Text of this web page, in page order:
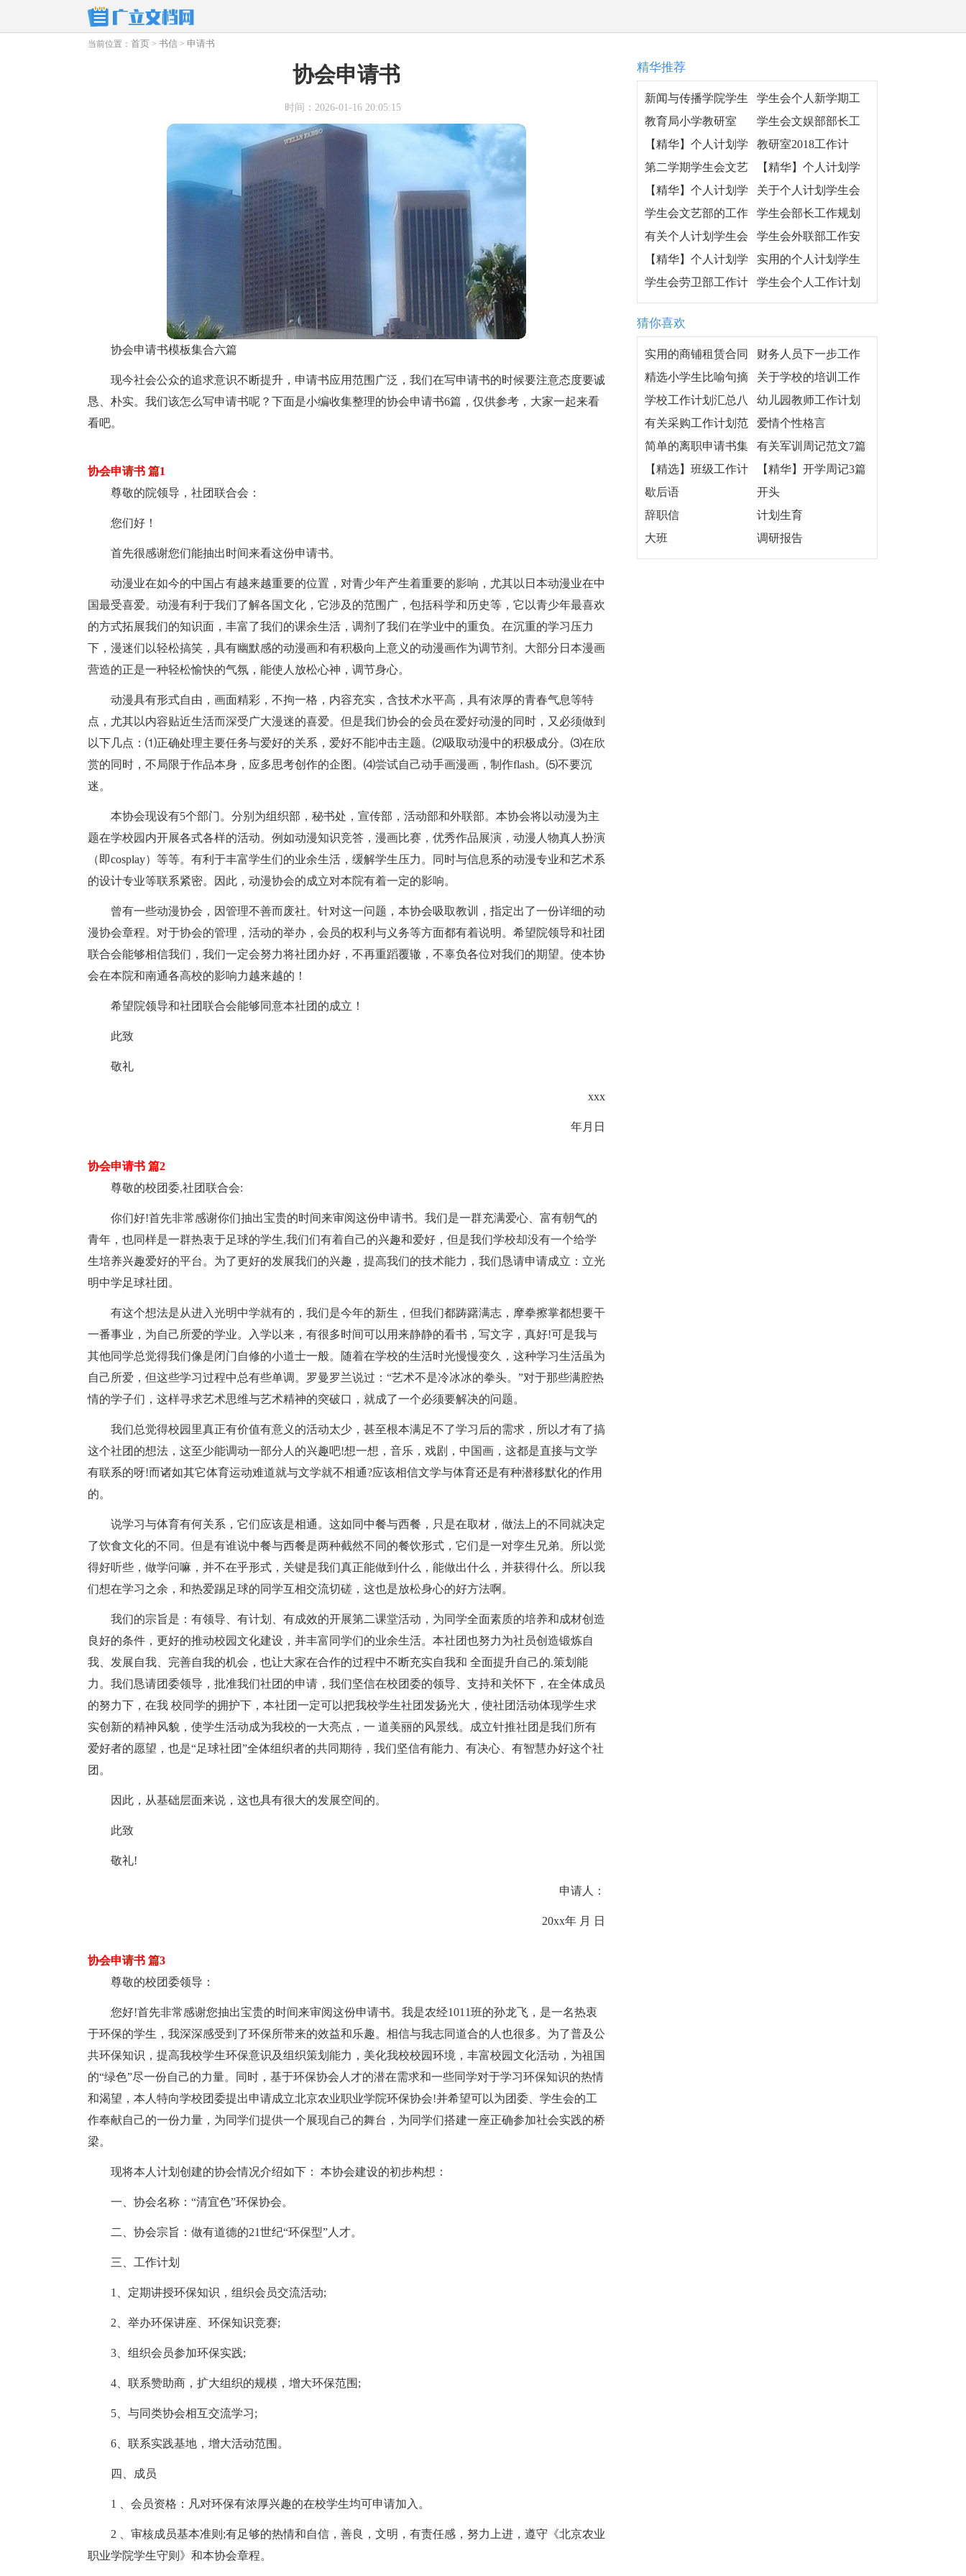
当前位置： 首页 > 书信 > 申请书
协会申请书
时间：2026-01-16 20:05:15
协会申请书模板集合六篇
现今社会公众的追求意识不断提升，申请书应用范围广泛，我们在写申请书的时候要注意态度要诚
恳、朴实。我们该怎么写申请书呢？下面是小编收集整理的协会申请书6篇，仅供参考，大家一起来看
看吧。
协会申请书 篇1
尊敬的院领导，社团联合会：
您们好！
首先很感谢您们能抽出时间来看这份申请书。
动漫业在如今的中国占有越来越重要的位置，对青少年产生着重要的影响，尤其以日本动漫业在中
国最受喜爱。动漫有利于我们了解各国文化，它涉及的范围广，包括科学和历史等，它以青少年最喜欢
的方式拓展我们的知识面，丰富了我们的课余生活，调剂了我们在学业中的重负。在沉重的学习压力
下，漫迷们以轻松搞笑，具有幽默感的动漫画和有积极向上意义的动漫画作为调节剂。大部分日本漫画
营造的正是一种轻松愉快的气氛，能使人放松心神，调节身心。
动漫具有形式自由，画面精彩，不拘一格，内容充实，含技术水平高，具有浓厚的青春气息等特
点，尤其以内容贴近生活而深受广大漫迷的喜爱。但是我们协会的会员在爱好动漫的同时，又必须做到
以下几点：⑴正确处理主要任务与爱好的关系，爱好不能冲击主题。⑵吸取动漫中的积极成分。⑶在欣
赏的同时，不局限于作品本身，应多思考创作的企图。⑷尝试自己动手画漫画，制作flash。⑸不要沉
迷。
本协会现设有5个部门。分别为组织部，秘书处，宣传部，活动部和外联部。本协会将以动漫为主
题在学校园内开展各式各样的活动。例如动漫知识竞答，漫画比赛，优秀作品展演，动漫人物真人扮演
（即cosplay）等等。有利于丰富学生们的业余生活，缓解学生压力。同时与信息系的动漫专业和艺术系
的设计专业等联系紧密。因此，动漫协会的成立对本院有着一定的影响。
曾有一些动漫协会，因管理不善而废社。针对这一问题，本协会吸取教训，指定出了一份详细的动
漫协会章程。对于协会的管理，活动的举办，会员的权利与义务等方面都有着说明。希望院领导和社团
联合会能够相信我们，我们一定会努力将社团办好，不再重蹈覆辙，不辜负各位对我们的期望。使本协
会在本院和南通各高校的影响力越来越的！
希望院领导和社团联合会能够同意本社团的成立！
此致
敬礼
xxx
年月日
协会申请书 篇2
尊敬的校团委,社团联合会:
你们好!首先非常感谢你们抽出宝贵的时间来审阅这份申请书。我们是一群充满爱心、富有朝气的
青年，也同样是一群热衷于足球的学生,我们们有着自己的兴趣和爱好，但是我们学校却没有一个给学
生培养兴趣爱好的平台。为了更好的发展我们的兴趣，提高我们的技术能力，我们恳请申请成立：立光
明中学足球社团。
有这个想法是从进入光明中学就有的，我们是今年的新生，但我们都踌躇满志，摩拳擦掌都想要干
一番事业，为自己所爱的学业。入学以来，有很多时间可以用来静静的看书，写文字，真好!可是我与
其他同学总觉得我们像是闭门自修的小道士一般。随着在学校的生活时光慢慢变久，这种学习生活虽为
自己所爱，但这些学习过程中总有些单调。罗曼罗兰说过：“艺术不是冷冰冰的拳头。”对于那些满腔热
情的学子们，这样寻求艺术思维与艺术精神的突破口，就成了一个必须要解决的问题。
我们总觉得校园里真正有价值有意义的活动太少，甚至根本满足不了学习后的需求，所以才有了搞
这个社团的想法，这至少能调动一部分人的兴趣吧!想一想，音乐，戏剧，中国画，这都是直接与文学
有联系的呀!而诸如其它体育运动难道就与文学就不相通?应该相信文学与体育还是有种潜移默化的作用
的。
说学习与体育有何关系，它们应该是相通。这如同中餐与西餐，只是在取材，做法上的不同就决定
了饮食文化的不同。但是有谁说中餐与西餐是两种截然不同的餐饮形式，它们是一对孪生兄弟。所以觉
得好听些，做学问嘛，并不在乎形式，关键是我们真正能做到什么，能做出什么，并获得什么。所以我
们想在学习之余，和热爱踢足球的同学互相交流切磋，这也是放松身心的好方法啊。
我们的宗旨是：有领导、有计划、有成效的开展第二课堂活动，为同学全面素质的培养和成材创造
良好的条件，更好的推动校园文化建设，并丰富同学们的业余生活。本社团也努力为社员创造锻炼自
我、发展自我、完善自我的机会，也让大家在合作的过程中不断充实自我和 全面提升自己的.策划能
力。我们恳请团委领导，批准我们社团的申请，我们坚信在校团委的领导、支持和关怀下，在全体成员
的努力下，在我 校同学的拥护下，本社团一定可以把我校学生社团发扬光大，使社团活动体现学生求
实创新的精神风貌，使学生活动成为我校的一大亮点，一 道美丽的风景线。成立针推社团是我们所有
爱好者的愿望，也是“足球社团”全体组织者的共同期待，我们坚信有能力、有决心、有智慧办好这个社
团。
因此，从基础层面来说，这也具有很大的发展空间的。
此致
敬礼!
申请人：
20xx年 月 日
协会申请书 篇3
尊敬的校团委领导：
您好!首先非常感谢您抽出宝贵的时间来审阅这份申请书。我是农经1011班的孙龙飞，是一名热衷
于环保的学生，我深深感受到了环保所带来的效益和乐趣。相信与我志同道合的人也很多。为了普及公
共环保知识，提高我校学生环保意识及组织策划能力，美化我校校园环境，丰富校园文化活动，为祖国
的“绿色”尽一份自己的力量。同时，基于环保协会人才的潜在需求和一些同学对于学习环保知识的热情
和渴望，本人特向学校团委提出申请成立北京农业职业学院环保协会!并希望可以为团委、学生会的工
作奉献自己的一份力量，为同学们提供一个展现自己的舞台，为同学们搭建一座正确参加社会实践的桥
梁。
现将本人计划创建的协会情况介绍如下： 本协会建设的初步构想：
一、协会名称：“清宜色”环保协会。
二、协会宗旨：做有道德的21世纪“环保型”人才。
三、工作计划
1、定期讲授环保知识，组织会员交流活动;
2、举办环保讲座、环保知识竞赛;
3、组织会员参加环保实践;
4、联系赞助商，扩大组织的规模，增大环保范围;
5、与同类协会相互交流学习;
6、联系实践基地，增大活动范围。
四、成员
1 、会员资格：凡对环保有浓厚兴趣的在校学生均可申请加入。
2 、审核成员基本准则;有足够的热情和自信，善良，文明，有责任感，努力上进，遵守《北京农业
职业学院学生守则》和本协会章程。
精华推荐
新闻与传播学院学生
会的工作计划范文
学生会个人新学期工
作计划书
教育局小学教研室
2019年工作计划
学生会文娱部部长工
作计划6月
【精华】个人计划学
生会模板汇总7篇
教研室2018工作计
划、教研室年度工作
计划、2018教研室工
作计划
第二学期学生会文艺
部活动计划范文
【精华】个人计划学
生会范文集锦八篇
【精华】个人计划学
生会范文合集10篇
关于个人计划学生会
四篇
学生会文艺部的工作
计划（通用10篇）
学生会部长工作规划
范本
有关个人计划学生会
汇总5篇
学生会外联部工作安
排计划范文
【精华】个人计划学
生会模板十篇
实用的个人计划学生
会集合6篇
学生会劳卫部工作计
划3篇
学生会个人工作计划
范文（精选10篇）
猜你喜欢
实用的商铺租赁合同
汇总六篇
财务人员下一步工作
计划5篇
精选小学生比喻句摘
抄
关于学校的培训工作
计划范文合集5篇
学校工作计划汇总八
篇
幼儿园教师工作计划
精选
有关采购工作计划范
文8篇
爱情个性格言
简单的离职申请书集
锦六篇
有关军训周记范文7篇
【精选】班级工作计
划集锦5篇
【精华】开学周记3篇
歇后语
开头
辞职信
计划生育
大班
调研报告